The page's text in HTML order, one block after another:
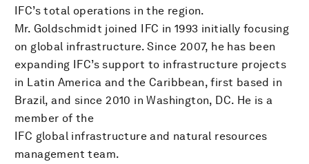
IFC’s total operations in the region.
Mr. Goldschmidt joined IFC in 1993 initially focusing
on global infrastructure. Since 2007, he has been
expanding IFC’s support to infrastructure projects
in Latin America and the Caribbean, first based in
Brazil, and since 2010 in Washington, DC. He is a
member of the
IFC global infrastructure and natural resources
management team.